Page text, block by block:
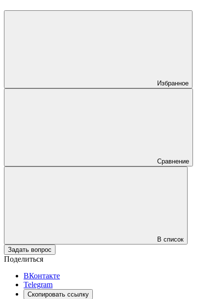
Избранное
Сравнение
В список
Задать вопрос
Поделиться
ВКонтакте
Telegram
Скопировать ссылку